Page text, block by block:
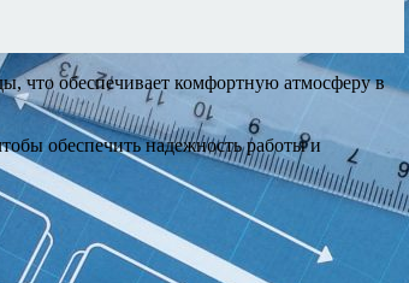
что обеспечивает комфортную атмосферу в
обеспечить надежность работы и